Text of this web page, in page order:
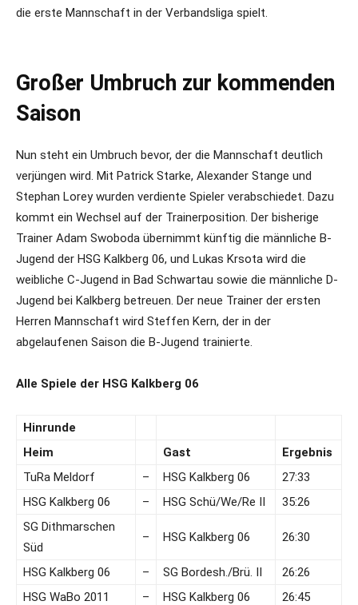
die erste Mannschaft in der Verbandsliga spielt.
Großer Umbruch zur kommenden
Saison
Nun steht ein Umbruch bevor, der die Mannschaft deutlich
verjüngen wird. Mit Patrick Starke, Alexander Stange und
Stephan Lorey wurden verdiente Spieler verabschiedet. Dazu
kommt ein Wechsel auf der Trainerposition. Der bisherige
Trainer Adam Swoboda übernimmt künftig die männliche B-
Jugend der HSG Kalkberg 06, und Lukas Krsota wird die
weibliche C-Jugend in Bad Schwartau sowie die männliche D-
Jugend bei Kalkberg betreuen. Der neue Trainer der ersten
Herren Mannschaft wird Steffen Kern, der in der
abgelaufenen Saison die B-Jugend trainierte.
Alle Spiele der HSG Kalkberg 06
Hinrunde
Heim
Gast
Ergebnis
TuRa Meldorf
– HSG Kalkberg 06
27:33
HSG Kalkberg 06
– HSG Schü/We/Re II
35:26
SG Dithmarschen
Süd
– HSG Kalkberg 06 26:30
HSG Kalkberg 06 – SG Bordesh./Brü. II
26:26
HSG WaBo 2011
– HSG Kalkberg 06 26:45